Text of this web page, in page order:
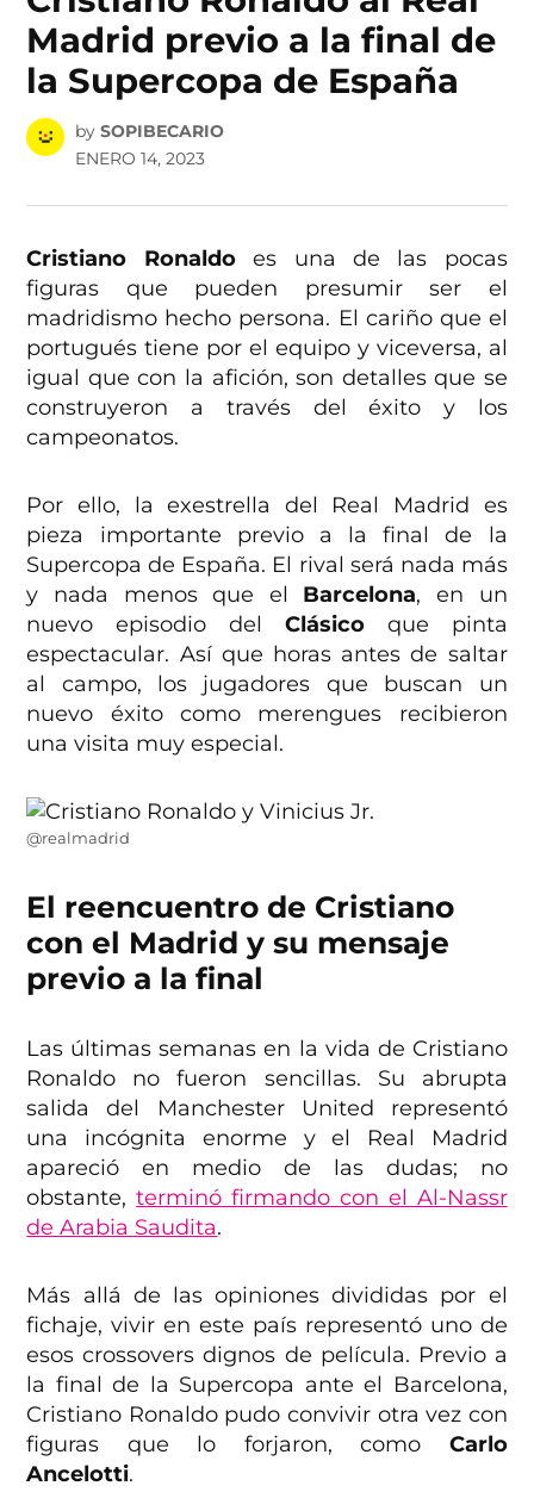
Madrid previo a la final de
la Supercopa de España
by SOPIBECARIO
ENERO 14, 2023
Cristiano Ronaldoes una de las pocas
figuras que pueden presumir ser el
madridismo hecho persona. El cariño que el
portugués tiene por el equipo y viceversa, al
igual que con la afición, son detalles que se
construyeron a través del éxito y los
campeonatos.
Por ello, la exestrella del Real Madrid es
pieza importante previo a la final de la
Supercopa de España. El rival será nada más
y nada menos que el Barcelona, en un
nuevo episodio del Clásicoque pinta
espectacular. Así que horas antes de saltar
al campo, los jugadores que buscan un
nuevo éxito como merengues recibieron
una visita muy especial.
@realmadrid
El reencuentro de Cristiano
con el Madrid y su mensaje
previo a la final
Las últimas semanas en la vida de Cristiano
Ronaldo no fueron sencillas. Su abrupta
salida del Manchester United representó
una incógnita enorme y el Real Madrid
apareció en medio de las dudas; no
obstante,terminó firmando con el Al-Nassr
de Arabia Saudita.
Más allá de las opiniones divididas por el
fichaje, vivir en este país representó uno de
esos crossovers dignos de película. Previo a
la final de la Supercopa ante el Barcelona,
Cristiano Ronaldo pudo convivir otra vez con
figuras que lo forjaron, como Carlo
Ancelotti.